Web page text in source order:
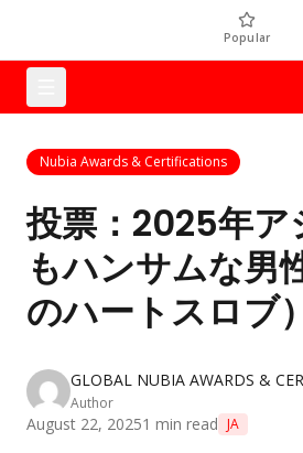
Popular
Nubia Awards & Certifications
投票：2025年ア
もハンサムな男
のハートスロブ）
GLOBAL NUBIA AWARDS &
Author
August 22, 20251 min read JA